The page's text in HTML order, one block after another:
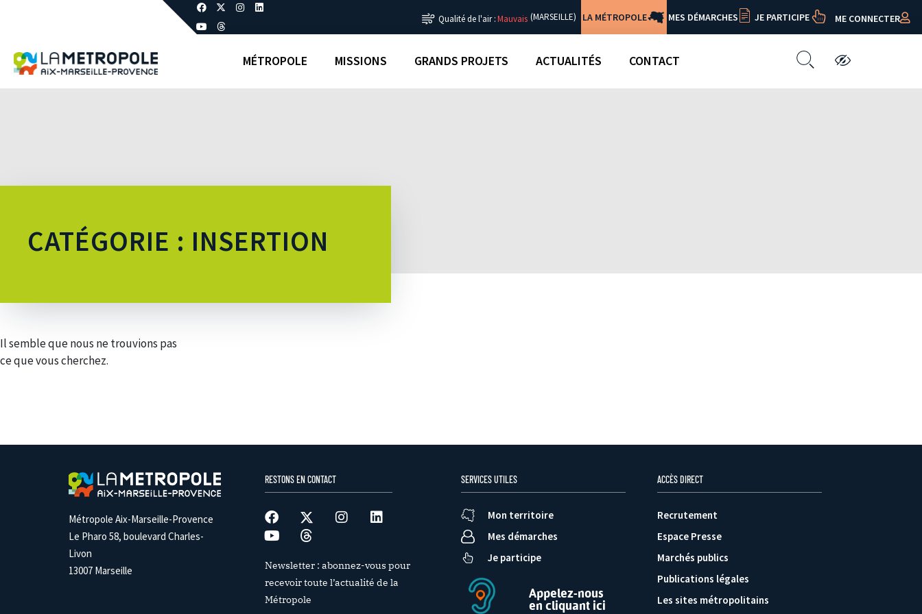
Qualité de l'air :Mauvais (MARSEILLE) LA MÉTROPOLE MES DÉMARCHES JE PARTICIPE ME CONNECTER
MÉTROPOLE MISSIONS GRANDS PROJETS ACTUALITÉS CONTACT
CATÉGORIE : INSERTION
Il semble que nous ne trouvions pas
ce que vous cherchez.
Métropole Aix-Marseille-Provence
Le Pharo 58, boulevard Charles-
Livon
13007 Marseille
RESTONS EN CONTACT
Newsletter : abonnez-vous pour
recevoir toute l’actualité de la
Métropole
SERVICES UTILES
Mon territoire
Mes démarches
Je participe
Appelez-nous
en cliquant ici
ACCÈS DIRECT
Recrutement
Espace Presse
Marchés publics
Publications légales
Les sites métropolitains